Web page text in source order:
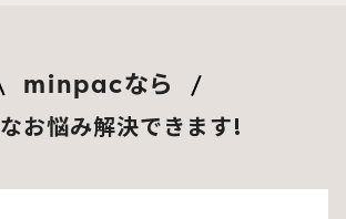
minpacなら
お悩み解決できます!